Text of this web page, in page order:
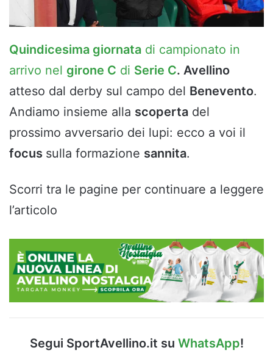
Quindicesima giornata di campionato in
arrivo nel girone C di Serie C. Avellino
atteso dal derby sul campo del Benevento.
Andiamo insieme alla scoperta del
prossimo avversario dei lupi: ecco a voi il
focus sulla formazione sannita.
Scorri tra le pagine per continuare a leggere
l’articolo
Segui SportAvellino.it su WhatsApp!